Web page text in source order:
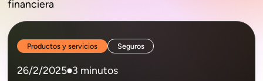
financiera
Productos y servicios Seguros
26/2/2025 3 minutos